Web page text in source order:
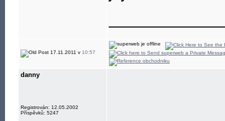
17.11.2011 v 10:57
danny
Registrován: 12.05.2002
Příspěvků: 5247